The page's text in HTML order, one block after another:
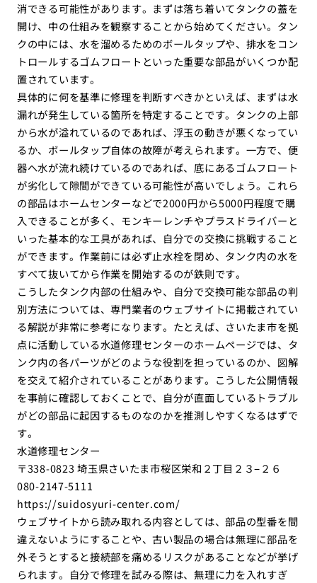
消できる可能性があります。まずは落ち着いてタンクの蓋を
開け、中の仕組みを観察することから始めてください。タン
クの中には、水を溜めるためのボールタップや、排水をコン
トロールするゴムフロートといった重要な部品がいくつか配
置されています。
具体的に何を基準に修理を判断すべきかといえば、まずは水
漏れが発生している箇所を特定することです。タンクの上部
から水が溢れているのであれば、浮玉の動きが悪くなってい
るか、ボールタップ自体の故障が考えられます。一方で、便
器へ水が流れ続けているのであれば、底にあるゴムフロート
が劣化して隙間ができている可能性が高いでしょう。これら
の部品はホームセンターなどで2000円から5000円程度で購
入できることが多く、モンキーレンチやプラスドライバーと
いった基本的な工具があれば、自分での交換に挑戦すること
ができます。作業前には必ず止水栓を閉め、タンク内の水を
すべて抜いてから作業を開始するのが鉄則です。
こうしたタンク内部の仕組みや、自分で交換可能な部品の判
別方法については、専門業者のウェブサイトに掲載されてい
る解説が非常に参考になります。たとえば、さいたま市を拠
点に活動している水道修理センターのホームページでは、タ
ンク内の各パーツがどのような役割を担っているのか、図解
を交えて紹介されていることがあります。こうした公開情報
を事前に確認しておくことで、自分が直面しているトラブル
がどの部品に起因するものなのかを推測しやすくなるはずで
す。
水道修理センター
〒338-0823 埼玉県さいたま市桜区栄和２丁目２３−２６
080-2147-5111
https://suidosyuri-center.com/
ウェブサイトから読み取れる内容としては、部品の型番を間
違えないようにすることや、古い製品の場合は無理に部品を
外そうとすると接続部を痛めるリスクがあることなどが挙げ
られます。自分で修理を試みる際は、無理に力を入れすぎ